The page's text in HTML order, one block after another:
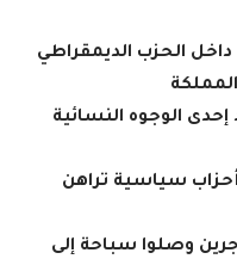
داخل الحزب الديمقراطي
الوجوه النسائية
أحزاب سياسية تراهن
وصلوا سباحة إلى